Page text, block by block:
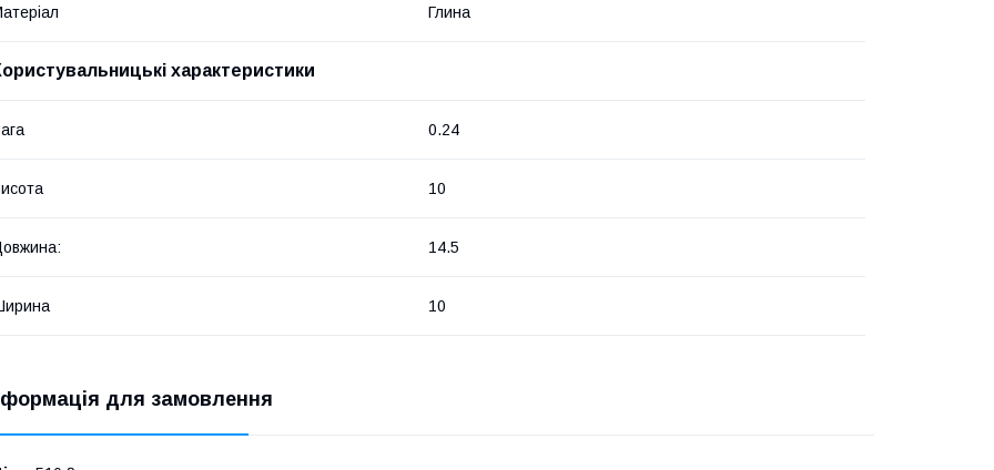
Глина
характеристики
0.24
10
14.5
10
для замовлення